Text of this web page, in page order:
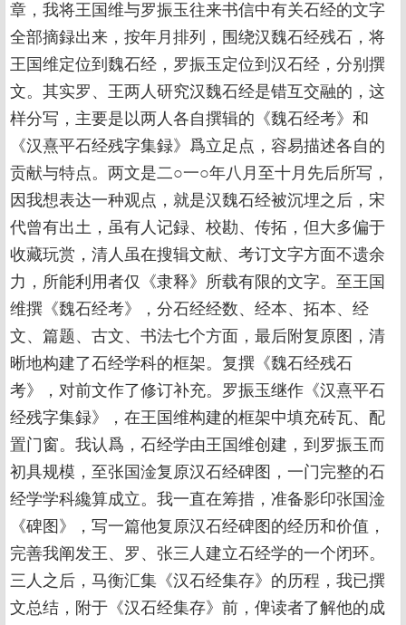
章，我将王国维与罗振玉往来书信中有关石经的文字
全部摘録出来，按年月排列，围绕汉魏石经残石，将
王国维定位到魏石经，罗振玉定位到汉石经，分别撰
文。其实罗、王两人研究汉魏石经是错互交融的，这
样分写，主要是以两人各自撰辑的《魏石经考》和
《汉熹平石经残字集録》爲立足点，容易描述各自的
贡献与特点。两文是二○一○年八月至十月先后所写，
因我想表达一种观点，就是汉魏石经被沉埋之后，宋
代曾有出土，虽有人记録、校勘、传拓，但大多偏于
收藏玩赏，清人虽在搜辑文献、考订文字方面不遗余
力，所能利用者仅《隶释》所载有限的文字。至王国
维撰《魏石经考》，分石经经数、经本、拓本、经
文、篇题、古文、书法七个方面，最后附复原图，清
晰地构建了石经学科的框架。复撰《魏石经残石
考》，对前文作了修订补充。罗振玉继作《汉熹平石
经残字集録》，在王国维构建的框架中填充砖瓦、配
置门窗。我认爲，石经学由王国维创建，到罗振玉而
初具规模，至张国淦复原汉石经碑图，一门完整的石
经学学科纔算成立。我一直在筹措，准备影印张国淦
《碑图》，写一篇他复原汉石经碑图的经历和价值，
完善我阐发王、罗、张三人建立石经学的一个闭环。
三人之后，马衡汇集《汉石经集存》的历程，我已撰
文总结，附于《汉石经集存》前，俾读者了解他的成